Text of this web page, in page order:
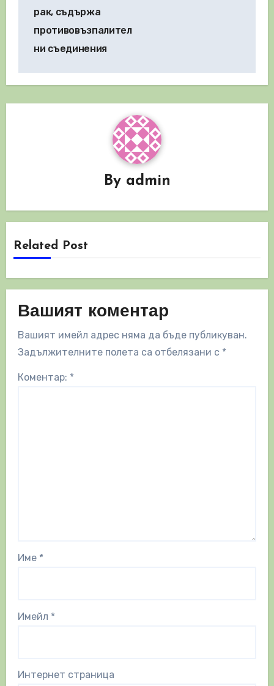
рак, съдържа
противовъзпалител
ни съединения
By admin
Related Post
Вашият коментар
Вашият имейл адрес няма да бъде публикуван.
Задължителните полета са отбелязани с *
Коментар: *
Име *
Имейл *
Интернет страница